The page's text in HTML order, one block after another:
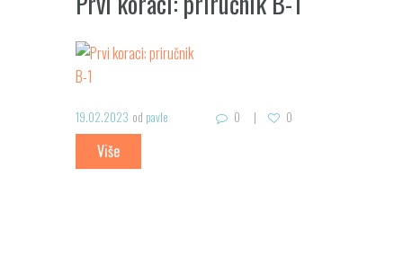
19.02.2023 od pavle 0 0
Više